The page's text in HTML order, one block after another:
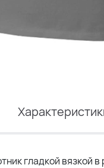
гладкой вязкой